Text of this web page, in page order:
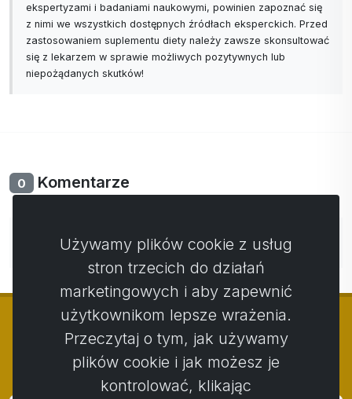
ekspertyzami i badaniami naukowymi, powinien zapoznać się
z nimi we wszystkich dostępnych źródłach eksperckich. Przed
zastosowaniem suplementu diety należy zawsze skonsultować
się z lekarzem w sprawie możliwych pozytywnych lub
niepożądanych skutków!
0 Komentarze
komentarzem.
© Copyright 2014 - 2026 Activstar
Używamy plików cookie z usług
stron trzecich do działań
marketingowych i aby zapewnić
użytkownikom lepsze wrażenia.
Przeczytaj o tym, jak używamy
plików cookie i jak możesz je
kontrolować, klikając